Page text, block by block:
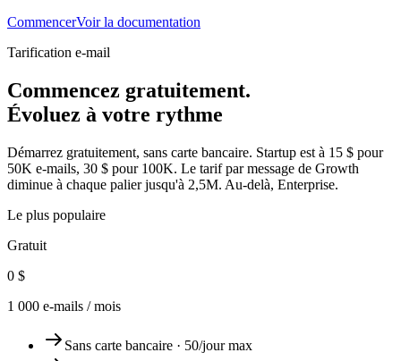
CommencerVoir la documentation
Tarification e-mail
Commencez gratuitement.
Évoluez à votre rythme
Démarrez gratuitement, sans carte bancaire. Startup est à 15 $ pour
50K e-mails, 30 $ pour 100K. Le tarif par message de Growth
diminue à chaque palier jusqu'à 2,5M. Au-delà, Enterprise.
Le plus populaire
Gratuit
0 $
1 000 e-mails / mois
Sans carte bancaire · 50/jour max